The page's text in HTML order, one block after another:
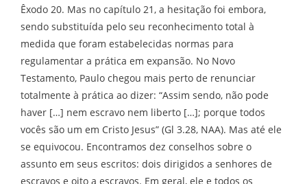
Êxodo 20. Mas no capítulo 21, a hesitação foi embora,
sendo substituída pelo seu reconhecimento total à
medida que foram estabelecidas normas para
regulamentar a prática em expansão. No Novo
Testamento, Paulo chegou mais perto de renunciar
totalmente à prática ao dizer: “Assim sendo, não pode
haver […] nem escravo nem liberto […]; porque todos
vocês são um em Cristo Jesus” (Gl 3.28, NAA). Mas até ele
se equivocou. Encontramos dez conselhos sobre o
assunto em seus escritos: dois dirigidos a senhores de
escravos e oito a escravos. Em geral, ele e todos os